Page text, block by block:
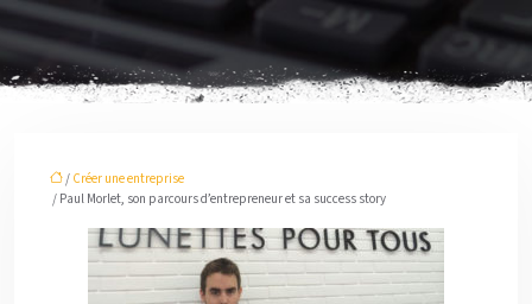
/ Créer une entreprise
/ Paul Morlet, son parcours d’entrepreneur et sa success story